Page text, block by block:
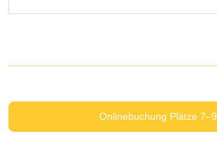
Onlinebuchung Plätze 7–9